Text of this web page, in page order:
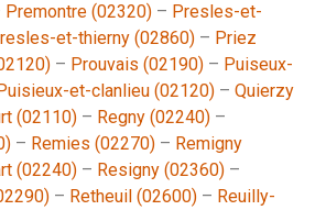
Premontre (02320) – Presles-et-
et-thierny (02860) – Priez
– Prouvais (02190) – Puiseux-
et-clanlieu (02120) – Quierzy
(02110) – Regny (02240) –
– Remies (02270) – Remigny
(02240) – Resigny (02360) –
– Retheuil (02600) – Reuilly-